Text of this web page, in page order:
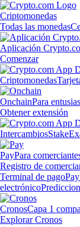
Criptomonedas
Todas las monedas
Aplicación
Comenzar
Criptomonedas
OnchainPara
Obtener extensión
IntercambiosStake
PayPara
Registro de
Terminal de pago
electrónico
CronosCapa 1
Explorar Cronos